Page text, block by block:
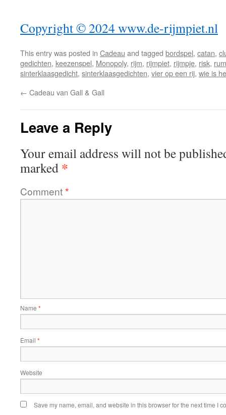
Copyright © 2024 www.de-rijmpiet.nl
This entry was posted in Cadeau and tagged bordspel, catan,
gedichten, keezenspel, Monopoly, rijm, rijmpiet, rijmpje, risk,
sinterklaasgedicht, sinterklaasgedichten, vier op een rij, wie is
← Cadeau van Gall & Gall
Leave a Reply
Your email address will not be
marked *
Comment*
Name *
Email *
Website
Save my name, email, and website in this browser for the next time I